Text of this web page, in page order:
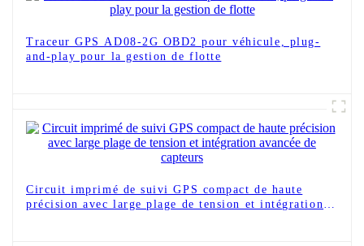
Traceur GPS AD08-2G OBD2 pour véhicule, plug-
and-play pour la gestion de flotte
Circuit imprimé de suivi GPS compact de haute
précision avec large plage de tension et intégration